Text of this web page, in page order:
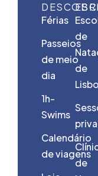
Férias
Passeios
de meio
dia
1h-
Swims
Calendário
de viagens
de
de
de